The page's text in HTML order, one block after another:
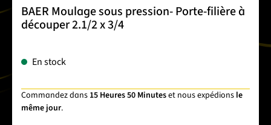
BAER Moulage sous pression- Porte-filière à
découper 2.1/2 x 3/4
En stock
Commandez dans 15 Heures 50 Minuteset nous expédions le
même jour.